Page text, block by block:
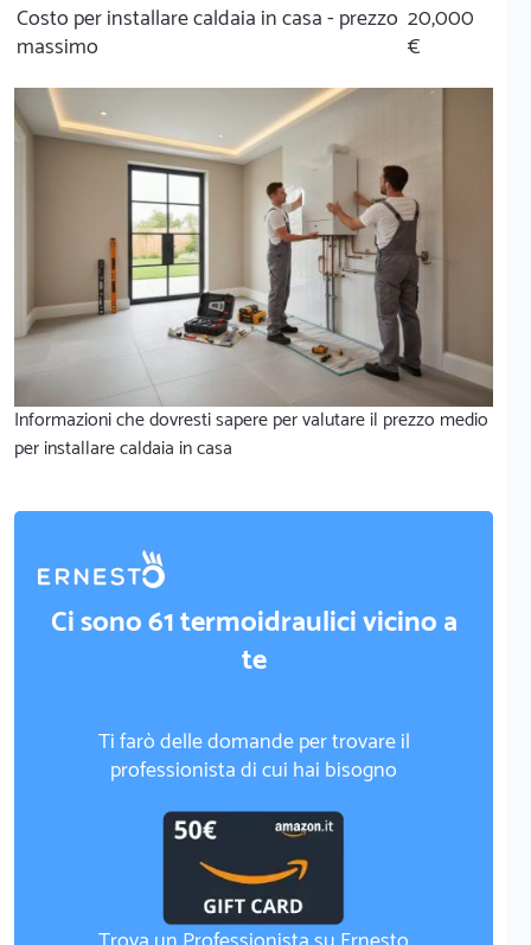
Costo per installare caldaia in casa - prezzo
massimo
20,000
€
Informazioni che dovresti sapere per valutare il prezzo medio
per installare caldaia in casa
Ci sono 61 termoidraulici vicino a
te
Ti farò delle domande per trovare il
professionista di cui hai bisogno